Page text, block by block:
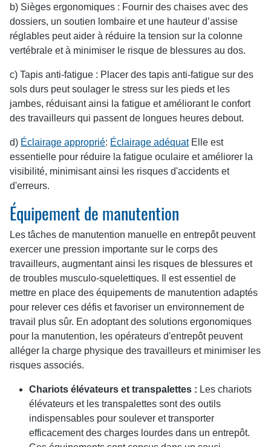
b) Sièges ergonomiques : Fournir des chaises avec des
dossiers, un soutien lombaire et une hauteur d’assise
réglables peut aider à réduire la tension sur la colonne
vertébrale et à minimiser le risque de blessures au dos.
c) Tapis anti-fatigue : Placer des tapis anti-fatigue sur des
sols durs peut soulager le stress sur les pieds et les
jambes, réduisant ainsi la fatigue et améliorant le confort
des travailleurs qui passent de longues heures debout.
d) Éclairage approprié: Éclairage adéquatElle est
essentielle pour réduire la fatigue oculaire et améliorer la
visibilité, minimisant ainsi les risques d'accidents et
d'erreurs.
Équipement de manutention
Les tâches de manutention manuelle en entrepôt peuvent
exercer une pression importante sur le corps des
travailleurs, augmentant ainsi les risques de blessures et
de troubles musculo-squelettiques. Il est essentiel de
mettre en place des équipements de manutention adaptés
pour relever ces défis et favoriser un environnement de
travail plus sûr. En adoptant des solutions ergonomiques
pour la manutention, les opérateurs d'entrepôt peuvent
alléger la charge physique des travailleurs et minimiser les
risques associés.
Chariots élévateurs et transpalettes : Les chariots
élévateurs et les transpalettes sont des outils
indispensables pour soulever et transporter
efficacement des charges lourdes dans un entrepôt.